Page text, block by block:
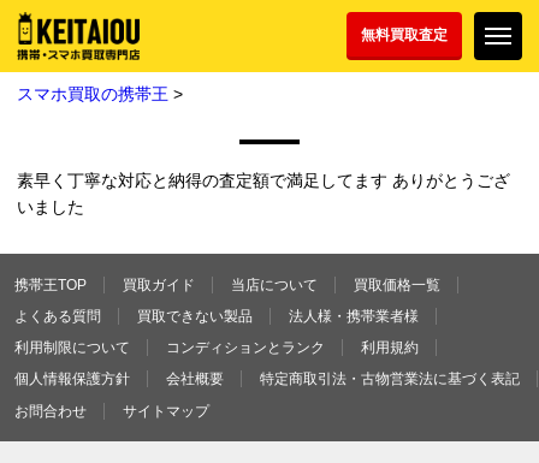
無料買取査定
スマホ買取の携帯王 >
素早く丁寧な対応と納得の査定額で満足してます ありがとうござ
いました
携帯王TOP 買取ガイド 当店について
買取価格一覧
よくある質問
買取できない製品
法人様・携帯業者様
利用制限について
コンディションとランク
利用規約
個人情報保護方針
会社概要
特定商取引法・古物営業法に基づく表記
お問合わせ
サイトマップ